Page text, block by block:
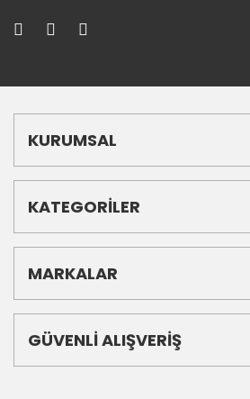
KURUMSAL
KATEGORİLER
MARKALAR
GÜVENLİ ALIŞVERİŞ